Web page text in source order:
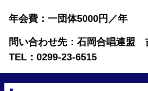
年会費：一団体5000円／年
問い合わせ先：石岡合唱連
TEL：0299-23-6515